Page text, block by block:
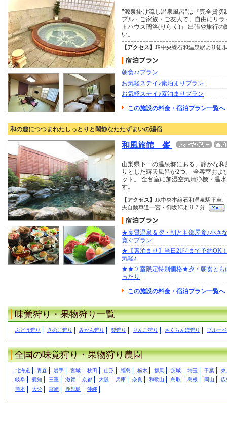
"源泉掛け流し温泉風呂"は『完全貸切
プル・ご家族・ご友人で、自由にリ
トハウス璃洛(りらく)」 出張や旅行
い。
【アクセス】 JR中央線石和温泉駅より徒
朝食♪♪プラン
お気軽ステイ♪素泊まりプラン
お気軽ステイ♪素泊まりプラン
この施設の料金・宿泊プラン一覧
和の趣につつまれたしっとりと閑静なたたずまいの湯宿
和風旅館 峯
山梨県下一の温泉郷にある、静かな
りとした露天風呂が2つ。 全客室お
ット。 全客室に加湿空気清浄機・温
す。
【アクセス】 JR中央本線石和温泉駅下車
央自動車道一宮・御坂ICより７分
★良質温泉＆夕・朝とも部屋食♪小さ
寛ぐプラン
★【素泊まり】当日21時まで予約OK
気軽♪
★★２室限定特別価格★夕・朝食とも
ったり
この施設の料金・宿泊プラン一覧
味覚狩り・果物狩り一覧
ぶどう狩り きのこ狩り みかん狩り 梨狩り りんご狩り さくらんぼ狩り ブルー
全国の味覚狩り・果物狩り農園
北海道 青森 岩手 宮城 秋田 山形 福島 栃木 群馬 茨城 埼玉 千葉
東
岐阜
愛知 三重 滋賀 京都 大阪 兵庫 奈良 和歌山 鳥取 島根 岡山
広
熊本
大分 宮崎 鹿児島 沖縄